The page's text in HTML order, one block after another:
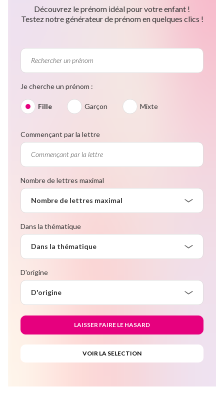
Découvrez le prénom idéal pour votre enfant !
Testez notre générateur de prénom en quelques clics !
Je cherche un prénom :
Fille Garçon Mixte
Commençant par la lettre
Nombre de lettres maximal
Nombre de lettres maximal
Dans la thématique
Dans la thématique
D'origine
D'origine